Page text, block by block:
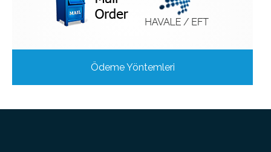
Ödeme Yöntemleri